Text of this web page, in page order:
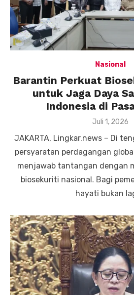
Nasional
Barantin Perkuat
untuk Jaga Daya
Indonesia di
Posted
Juli 1, 2026
JAKARTA, Lingkar.news – Di
persyaratan perdagangan
menjawab tantangan dengan
biosekuriti nasional. Bagi
hayati bukan